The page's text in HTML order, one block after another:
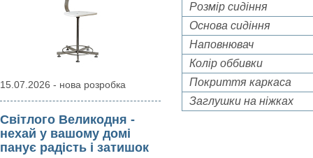
15.07.2026 - нова розробка
Світлого Великодня -
нехай у вашому домі
панує радість і затишок
Розмір сидіння
Основа сидіння
Наповнювач
Колір оббивки
Покриття каркаса
Заглушки на ніжках